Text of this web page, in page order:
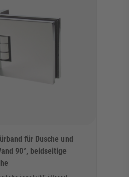
für Dusche und
90°, beidseitige